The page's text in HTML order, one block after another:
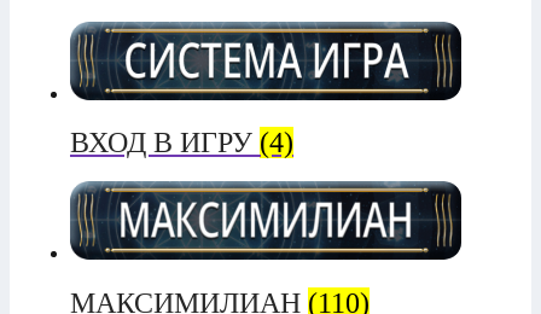
ВХОД В ИГРУ (4)
МАКСИМИЛИАН (110)